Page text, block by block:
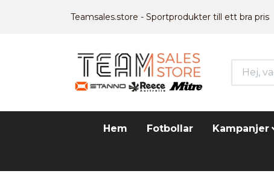
Teamsales.store - Sportprodukter till ett bra pris
Hem Fotbollar Kampanjer